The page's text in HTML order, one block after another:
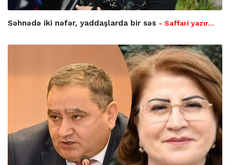
Səhnədə iki nəfər, yaddaşlarda bir səs - Saffari yazır…